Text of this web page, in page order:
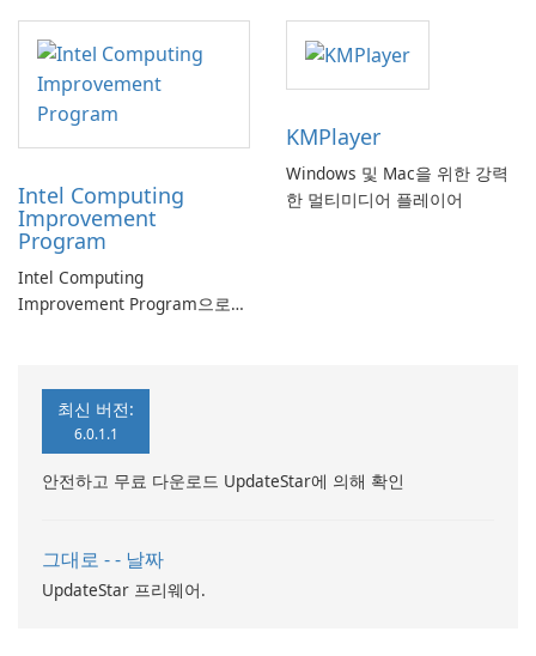
Intel Computing
Improvement
Program
Intel Computing
Improvement Program으로
KMPlayer
Windows 및 Mac을 위한 강력
한 멀티미디어 플레이어
최신 버전:
6.0.1.1
안전하고 무료 다운로드 UpdateStar에 의해 확인
그대로 - - 날짜
UpdateStar 프리웨어.